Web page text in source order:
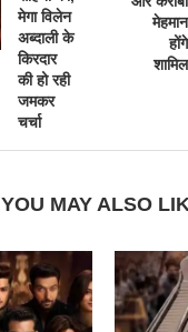
मेगा विलेन
अब्दाली के
किरदार
की हो रही
जमकर
चर्चा
मेहमान
होंगे
शामिल
YOU MAY ALSO